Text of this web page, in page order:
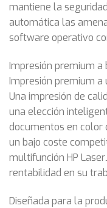
mantiene la
automática las
software operativo
Impresión premium a
Impresión premium a
Una impresión de
una elección
documentos en color
un bajo coste
multifunción HP
rentabilidad en su
Diseñada para la